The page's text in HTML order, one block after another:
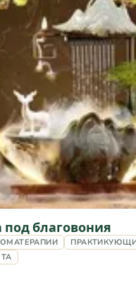
под благовония